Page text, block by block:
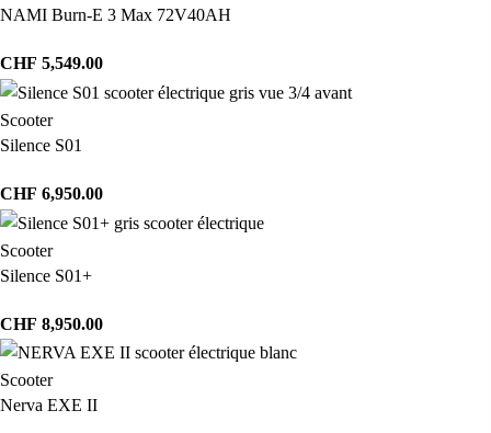
NAMI Burn-E 3 Max 72V40AH
CHF 5,549.00
Scooter
Silence S01
CHF 6,950.00
Scooter
Silence S01+
CHF 8,950.00
Scooter
Nerva EXE II